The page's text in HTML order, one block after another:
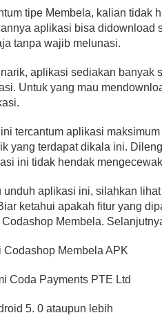
tipe Membela, kalian tidak
aplikasi bisa didownload
tanpa wajib melunasi.
aplikasi sediakan banyak
Untuk yang mau
tercantum aplikasi
yang terdapat dikala ini.
ini tidak hendak
unduh aplikasi ini, silahkan
ketahui apakah fitur yang
Membela.
Membela APK
Coda Payments PTE Ltd
5. 0 ataupun lebih